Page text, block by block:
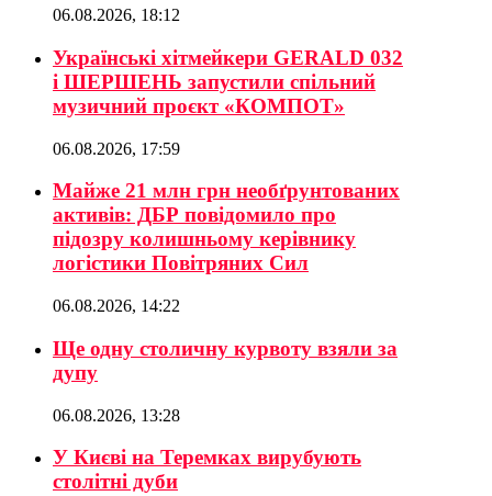
06.08.2026, 18:12
Українські хітмейкери GERALD 032
і ШЕРШЕНЬ запустили спільний
музичний проєкт «КОМПОТ»
06.08.2026, 17:59
Майже 21 млн грн необґрунтованих
активів: ДБР повідомило про
підозру колишньому керівнику
логістики Повітряних Сил
06.08.2026, 14:22
Ще одну столичну курвоту взяли за
дупу
06.08.2026, 13:28
У Києві на Теремках вирубують
столітні дуби